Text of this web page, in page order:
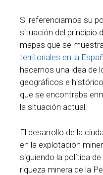
Si referenciamos su
situación del principio
mapas que se
territoriales en la
hacernos una idea de
geográficos e
que se encontraba
la situación actual.
El desarrollo de la
en la explotación
siguiendo la política
riqueza minera de la